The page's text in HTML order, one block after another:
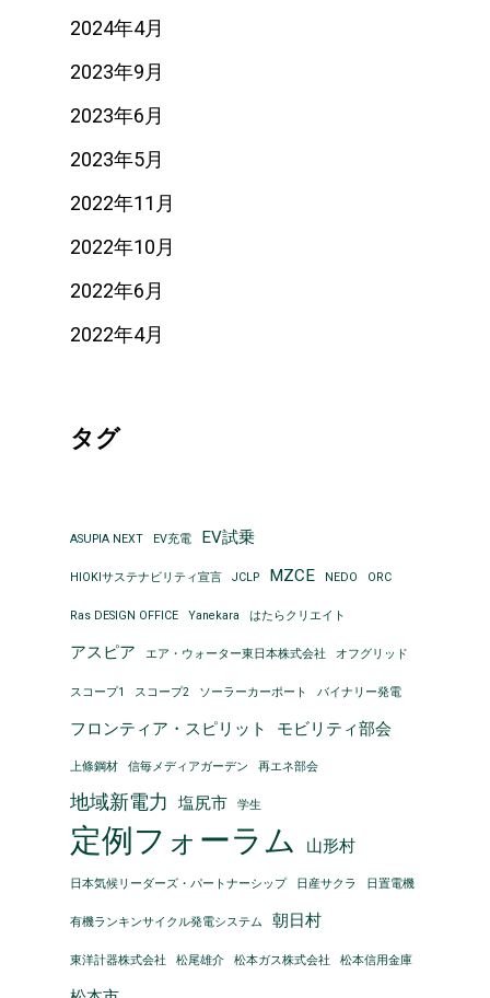
2024年4月
2023年9月
2023年6月
2023年5月
2022年11月
2022年10月
2022年6月
2022年4月
タグ
ASUPIA NEXT EV充電 EV試乗
HIOKIサステナビリティ宣言 JCLP MZCE NEDO ORC
Ras DESIGN OFFICE Yanekara はたらクリエイト
アスピア エア・ウォーター東日本株式会社 オフグリッド
スコープ1 スコープ2 ソーラーカーポート バイナリー発電
フロンティア・スピリット モビリティ部会
上條鋼材 信毎メディアガーデン 再エネ部会
地域新電力 塩尻市 学生
定例フォーラム 山形村
日本気候リーダーズ・パートナーシップ 日産サクラ 日置電機
有機ランキンサイクル発電システム 朝日村
東洋計器株式会社 松尾雄介 松本ガス株式会社 松本信用金庫